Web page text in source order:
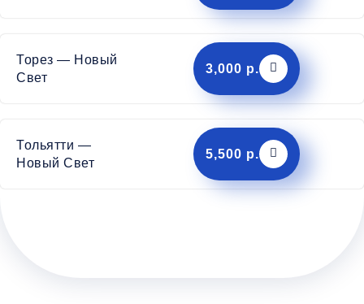
Торез — Новый
Свет
3,000 р.
Тольятти —
Новый Свет
5,500 р.